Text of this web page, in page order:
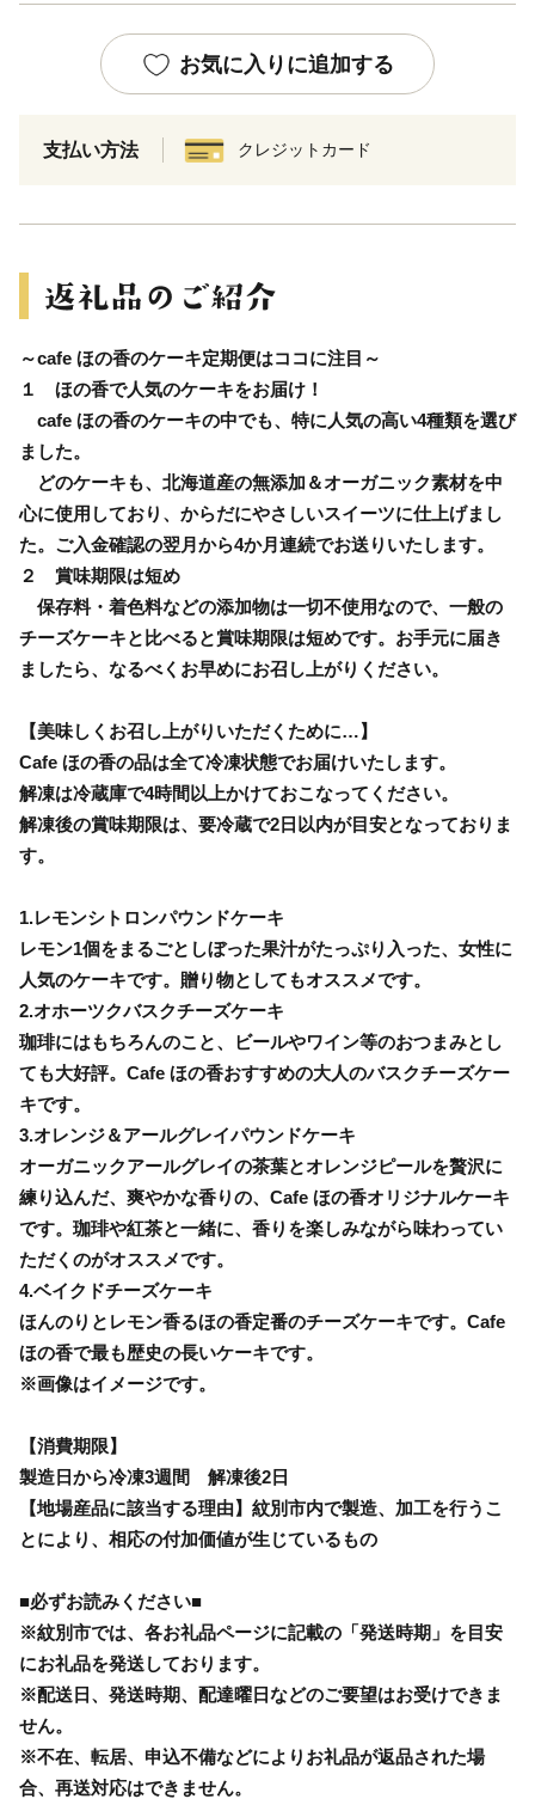
お気に入りに追加する
支払い方法 クレジットカード
～cafe ほの香のケーキ定期便はココに注目～
１ ほの香で人気のケーキをお届け！
cafe ほの香のケーキの中でも、特に人気の高い4種類を選び
ました。
どのケーキも、北海道産の無添加＆オーガニック素材を中
心に使用しており、からだにやさしいスイーツに仕上げまし
た。ご入金確認の翌月から4か月連続でお送りいたします。
２ 賞味期限は短め
保存料・着色料などの添加物は一切不使用なので、一般の
チーズケーキと比べると賞味期限は短めです。お手元に届き
ましたら、なるべくお早めにお召し上がりください。
【美味しくお召し上がりいただくために…】
Cafe ほの香の品は全て冷凍状態でお届けいたします。
解凍は冷蔵庫で4時間以上かけておこなってください。
解凍後の賞味期限は、要冷蔵で2日以内が目安となっておりま
す。
1.レモンシトロンパウンドケーキ
レモン1個をまるごとしぼった果汁がたっぷり入った、女性に
人気のケーキです。贈り物としてもオススメです。
2.オホーツクバスクチーズケーキ
珈琲にはもちろんのこと、ビールやワイン等のおつまみとし
ても大好評。Cafe ほの香おすすめの大人のバスクチーズケー
キです。
3.オレンジ＆アールグレイパウンドケーキ
オーガニックアールグレイの茶葉とオレンジピールを贅沢に
練り込んだ、爽やかな香りの、Cafe ほの香オリジナルケーキ
です。珈琲や紅茶と一緒に、香りを楽しみながら味わってい
ただくのがオススメです。
4.ベイクドチーズケーキ
ほんのりとレモン香るほの香定番のチーズケーキです。Cafe
ほの香で最も歴史の長いケーキです。
※画像はイメージです。
【消費期限】
製造日から冷凍3週間 解凍後2日
【地場産品に該当する理由】紋別市内で製造、加工を行うこ
とにより、相応の付加価値が生じているもの
■必ずお読みください■
※紋別市では、各お礼品ページに記載の「発送時期」を目安
にお礼品を発送しております。
※配送日、発送時期、配達曜日などのご要望はお受けできま
せん。
※不在、転居、申込不備などによりお礼品が返品された場
合、再送対応はできません。